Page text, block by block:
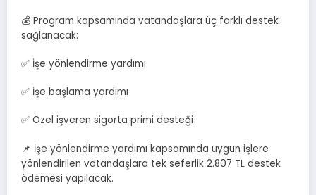
💰 Program kapsamında vatandaşlara üç farklı destek
sağlanacak:
✅ İşe yönlendirme yardımı
✅ İşe başlama yardımı
✅ Özel işveren sigorta primi desteği
📌 İşe yönlendirme yardımı kapsamında uygun işlere
yönlendirilen vatandaşlara tek seferlik 2.807 TL destek
ödemesi yapılacak.